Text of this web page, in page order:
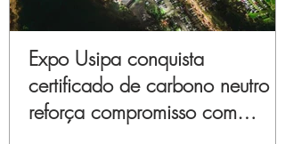
Expo Usipa conquista
certificado de carbono neutro e
reforça compromisso com